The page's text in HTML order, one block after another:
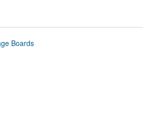
Boards